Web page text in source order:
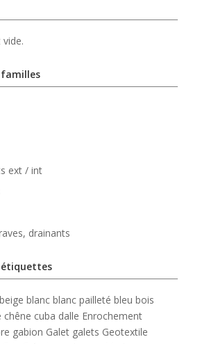
familles
ext / int
drainants
étiquettes
beige blanc blanc pailleté bleu bois
chêne cuba dalle Enrochement
gabion Galet galets Geotextile